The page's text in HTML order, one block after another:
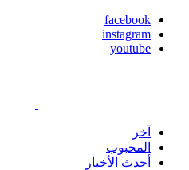
facebook
instagram
youtube
آخر
المحبوب
أحدث الأخبار